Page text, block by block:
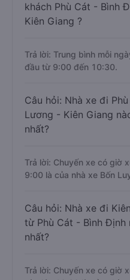
khách Phù Cát - Bình
Kiên Giang ?
Trả lời: Trung bình mỗi
đầu từ 9:00 đến 10:30.
Câu hỏi: Nhà xe đi
Lương - Kiên Giang
nhất?
Trả lời: Chuyến xe có giờ
9:00 là của nhà xe Bốn
Câu hỏi: Nhà xe đi
từ Phù Cát - Bình Định
nhất?
Trả lời: Chuyến xe có giờ